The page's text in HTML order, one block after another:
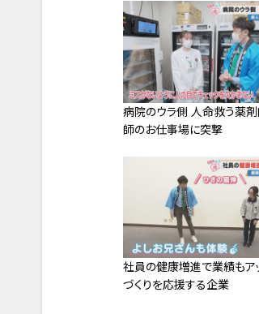
病院のウラ側 人命救う薬
師のお仕事場に突撃
社員の健康増進で業績もア
づくりを応援する企業